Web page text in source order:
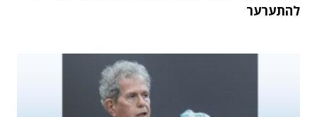
להתערער